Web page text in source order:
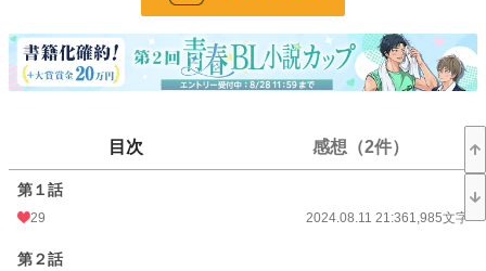
は、絶叫したのちに意識を失ってしまう。
は、自分によく似た容姿の少年に出会う。
少年の正体は、早乙女樹の肉体を借りた、死を司る神――タナトスだった。そし
てもう一柱、タナトスよりも小柄な少女、生を司る神――ビオスが現れる。
「樹が生きていて、本当によかった……！」
そう言って、梗一郎が樹の額に口付けた瞬間、樹の脳内に早乙女樹の幼少期と思
われる映像が流れ、眠るように意識を失う。
無事にひとつ目の記憶を取り戻した樹は、公家華族・花ヶ前伯爵家お抱えの書生
目次 感想（2件）
第１話
29 2024.08.11 21:361,985文字
第２話